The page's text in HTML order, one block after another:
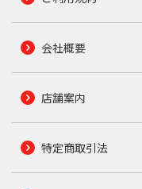
会社概要
店舗案内
特定商取引法